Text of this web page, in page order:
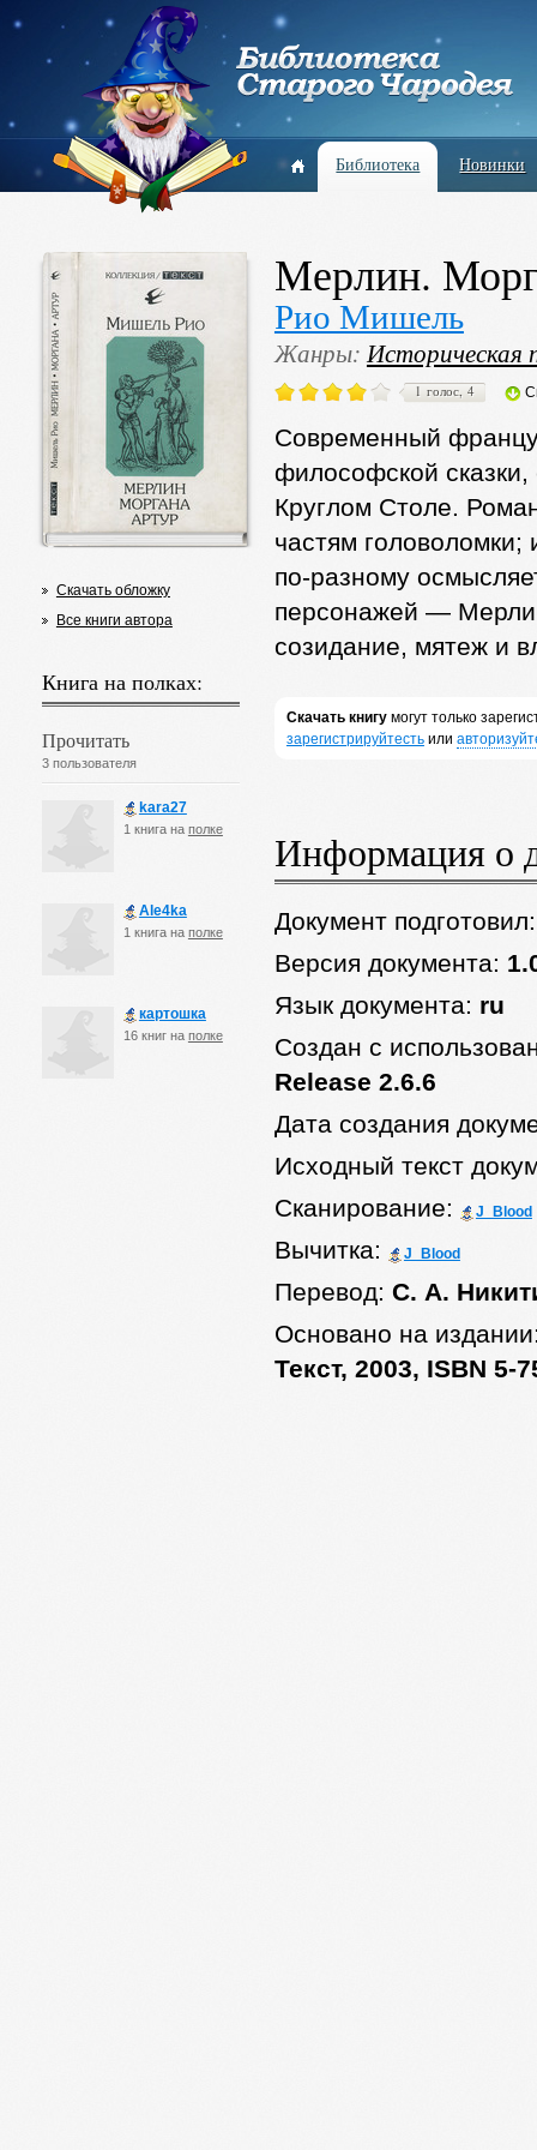
Библиотека Новинки
Скачать обложку
Все книги автора
Книга на полках:
Прочитать
3 пользователя
kara27
1 книга на полке
Ale4ka
1 книга на полке
картошка
16 книг на полке
Мерлин.
Рио Мишель
Жанры:Историческая
1 голос, 4
Современный
философской
Круглом Столе.
частям головоломки;
по-разному
персонажей —
созидание, мятеж и
Скачать книгумогут только
зарегистрируйтестьили
Информация о
Документ
Версия документа:
Язык документа: ru
Создан с
Release 2.6.6
Дата создания
Исходный текст
Сканирование:
J_Blood
Вычитка: J_Blood
Перевод: С. А.
Основано на
Текст, 2003, ISBN 5-